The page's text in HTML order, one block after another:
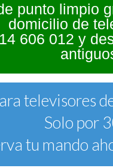
punto limpio
domicilio de
606 012 y
televisores
Solo por
tu mando